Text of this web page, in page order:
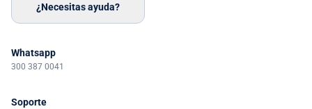
¿Necesitas ayuda?
Whatsapp
300 387 0041
Soporte